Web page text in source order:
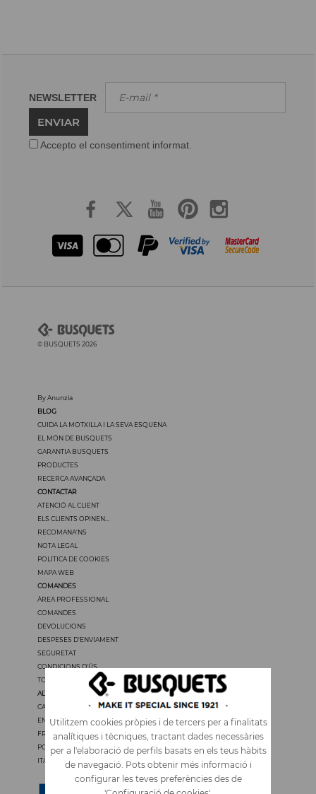
Utilitzem cookies pròpies i de tercers per a finalitats
analítiques i tècniques, tractant dades necessàries
per a l'elaboració de perfils basats en els teus hàbits
de navegació. Pots obtenir més informació i
configurar les teves preferències des de
NEWSLETTER
ENVIAR
Accepto el consentiment informat.
© BUSQUETS 2026
By Anunzia
BLOG
CUIDA LA MOTXILLA I LA SEVA ESQUENA
EL MÓN DE BUSQUETS
GARANTIA BUSQUETS
PRODUCTES
RECERCA AVANÇADA
CONTACTAR
ATENCIÓ AL CLIENT
ELS CLIENTS OPINEN...
RECOMANA'NS
NOTA LEGAL
POLÍTICA DE COOKIES
MAPA WEB
COMANDES
ÀREA PROFESSIONAL
COMANDES
DEVOLUCIONS
DESPESES D'ENVIAMENT
SEGURETAT
CONDICIONS D'ÚS
TOTS ELS PREUS TENEN IVA
ALTRES IDIOMES
CASTELLANO
ENGLISH
FRANÇAIS
PORTUGUÊS
ITALIANO